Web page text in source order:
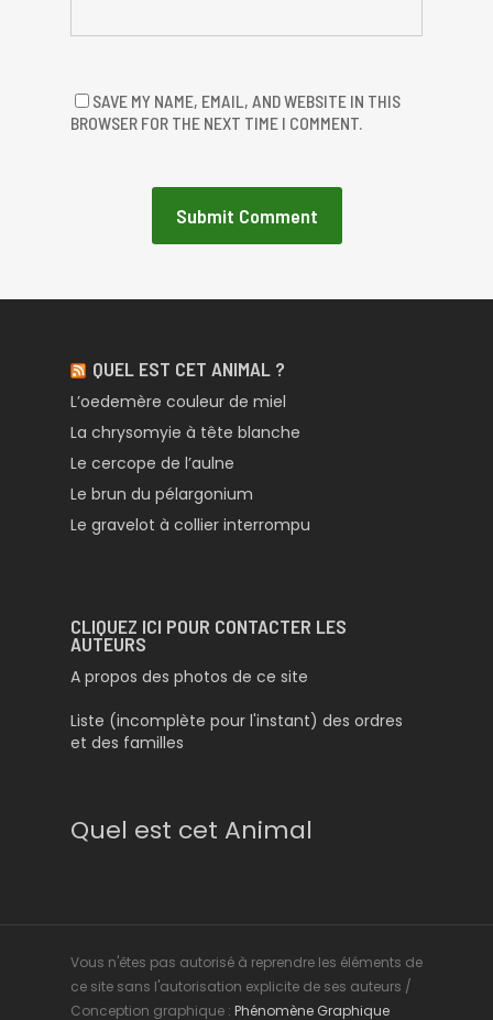
SAVE MY NAME, EMAIL, AND WEBSITE IN THIS
BROWSER FOR THE NEXT TIME I COMMENT.
QUEL EST CET ANIMAL ?
L’oedemère couleur de miel
La chrysomyie à tête blanche
Le cercope de l’aulne
Le brun du pélargonium
Le gravelot à collier interrompu
CLIQUEZ ICI POUR CONTACTER LES
AUTEURS
A propos des photos de ce site
Liste (incomplète pour l'instant) des ordres
et des familles
Quel est cet Animal
Vous n'êtes pas autorisé à reprendre les éléments de
ce site sans l'autorisation explicite de ses auteurs /
Conception graphique : Phénomène Graphique